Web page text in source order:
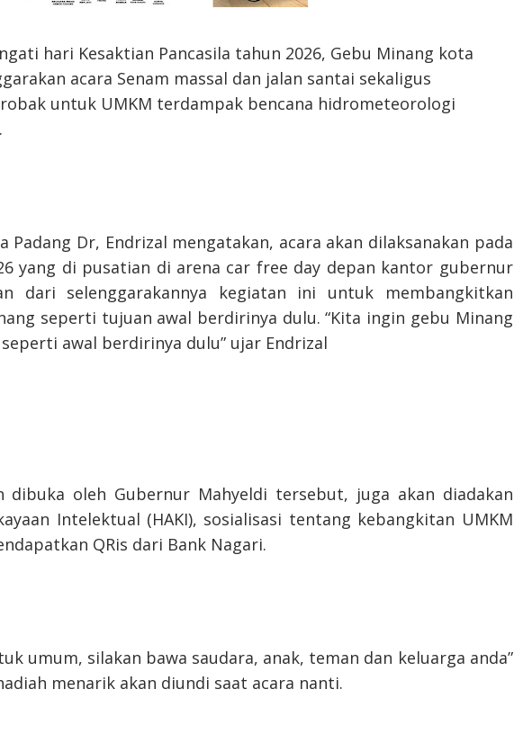
hari Kesaktian Pancasila tahun 2026, Gebu Minang kota
acara Senam massal dan jalan santai sekaligus
untuk UMKM terdampak bencana hidrometeorologi
Padang Dr, Endrizal mengatakan, acara akan dilaksanakan pada
yang di pusatian di arena car free day depan kantor gubernur
dari selenggarakannya kegiatan ini untuk membangkitkan
seperti tujuan awal berdirinya dulu. “Kita ingin gebu Minang
awal berdirinya dulu” ujar Endrizal
dibuka oleh Gubernur Mahyeldi tersebut, juga akan diadakan
Intelektual (HAKI), sosialisasi tentang kebangkitan UMKM
QRis dari Bank Nagari.
umum, silakan bawa saudara, anak, teman dan keluarga anda”
menarik akan diundi saat acara nanti.